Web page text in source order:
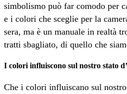
simbolismo può far comodo per
e i colori che sceglie per la
sera, ma è un manuale in realtà
tratti sbagliato, di quello che
I colori influiscono sul nostro stato
Che i colori influiscano sul